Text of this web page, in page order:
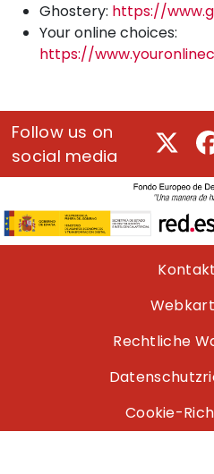
Ghostery: https://
Your online choices:
https://
Follow us on
social media
Pie de páginaKontakt
Rechtliche
Cookie-